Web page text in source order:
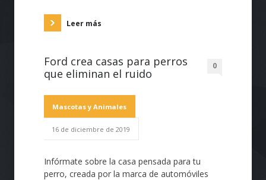
Leer más
Ford crea casas para perros
que eliminan el ruido
0
Mascotas y Animales
16 de diciembre de 2019
Infórmate sobre la casa pensada para tu
perro, creada por la marca de automóviles